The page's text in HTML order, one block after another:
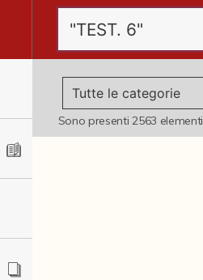
Sono presenti2563 elementi